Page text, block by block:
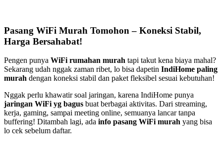
Pasang WiFi Murah Tomohon – Koneksi Stabil,
Harga Bersahabat!
Pengen punya WiFi rumahan murah tapi takut kena biaya mahal?
Sekarang udah nggak zaman ribet, lo bisa dapetin IndiHome paling
murah dengan koneksi stabil dan paket fleksibel sesuai kebutuhan!
Nggak perlu khawatir soal jaringan, karena IndiHome punya
jaringan WiFi yg bagus buat berbagai aktivitas. Dari streaming,
kerja, gaming, sampai meeting online, semuanya lancar tanpa
buffering! Ditambah lagi, ada info pasang WiFi murah yang bisa
lo cek sebelum daftar.